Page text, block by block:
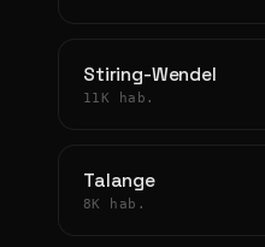
Stiring-Wendel
11K hab.
Talange
8K hab.